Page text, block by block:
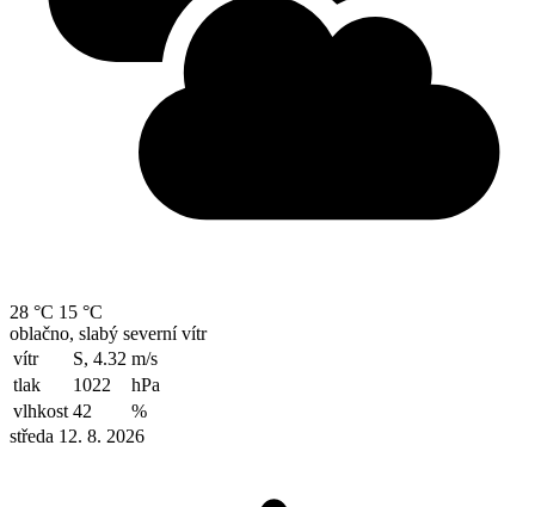
28 °C 15 °C
oblačno, slabý severní vítr
vítr
S, 4.32 m/s
tlak
1022
hPa
vlhkost 42
%
středa 12. 8. 2026